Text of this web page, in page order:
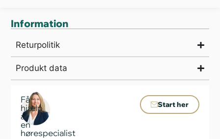
Information
Returpolitik
Produkt data
Få
hjælp
af
en
hørespecialist
Start her